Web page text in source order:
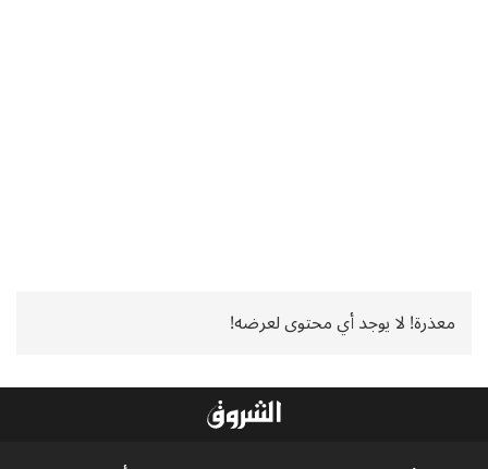
معذرة! لا يوجد أي محتوى لعرضه!